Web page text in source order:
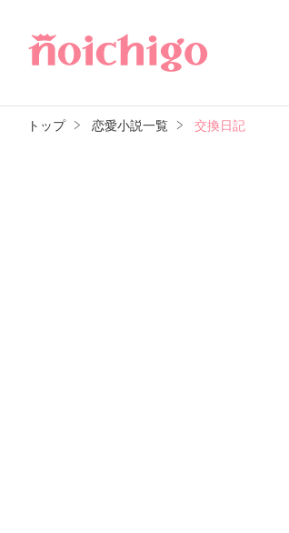
トップ 恋愛小説一覧 交換日記